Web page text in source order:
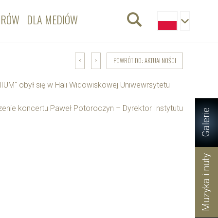
Galerie
Muzyka i nuty
DLA MEDIÓW
< > POWRÓT DO: AKTUALNOŚCI
obył się w Hali Widowiskowej Uniwewrsytetu
koncertu Paweł Potoroczyn – Dyrektor Instytutu